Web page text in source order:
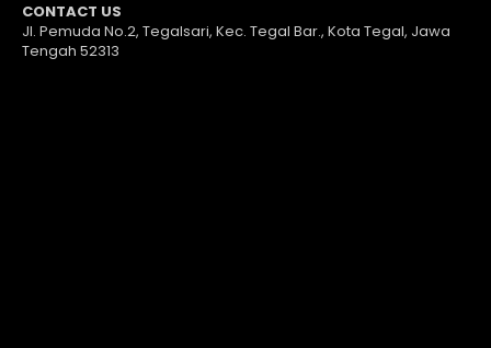
CONTACT US
Jl. Pemuda No.2, Tegalsari, Kec. Tegal Bar., Kota Tegal, Jawa
Tengah 52313